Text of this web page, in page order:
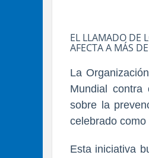
EL LLAMADO DE
AFECTA A MÁS
La
Mundial contra
sobre la
celebrado
Esta iniciativa